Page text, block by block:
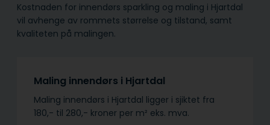
Kostnaden for innendørs sparkling og maling i Hjartdal
vil avhenge av rommets størrelse og tilstand, samt
kvaliteten på malingen.
Maling innendørs i Hjartdal
Maling innendørs i Hjartdal ligger i sjiktet fra
180,- til 280,- kroner per m² eks. mva.